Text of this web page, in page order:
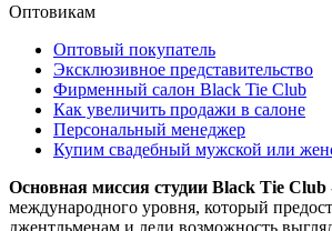
Оптовикам
Оптовый покупатель
Эксклюзивное представительство
Фирменный салон Black Tie Club
Как увеличить продажи в салоне
Персональный менеджер
Купим свадебный мужской или
Основная миссия студии Black Tie Club
международного уровня, который
джентльменам и леди возможность